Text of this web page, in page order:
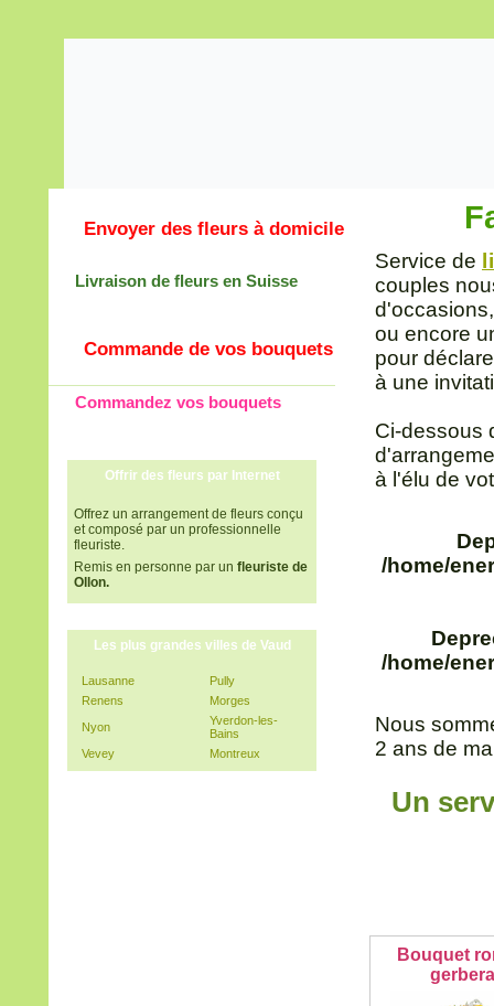
Envoyer des fleurs à domicile
Livraison de fleurs en Suisse
Commande de vos bouquets
Commandez vos bouquets
Offrir des fleurs par Internet
Offrez un arrangement de fleurs conçu
et composé par un professionnelle
fleuriste.
Remis en personne par un fleuriste de
Ollon.
Les plus grandes villes de Vaud
Lausanne
Pully
Renens
Morges
Nyon
Yverdon-les-
Bains
Vevey
Montreux
Service de
couples
ou encore
pour
à une
Ci-dessous
à l'élu de
/home/
/home/
Nous
2 ans de
Un
Bouquet